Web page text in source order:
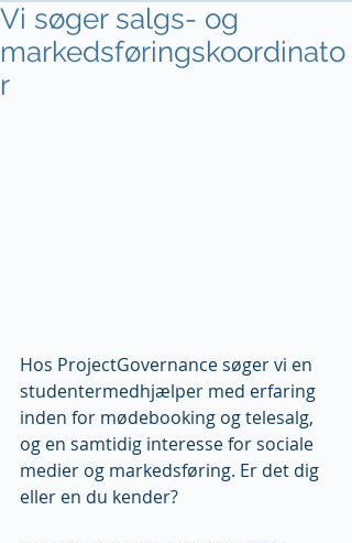
Vi søger salgs- og
markedsføringskoordinato
r
Hos ProjectGovernance søger vi en
studentermedhjælper med erfaring
inden for mødebooking og telesalg,
og en samtidig interesse for sociale
medier og markedsføring. Er det dig
eller en du kender?